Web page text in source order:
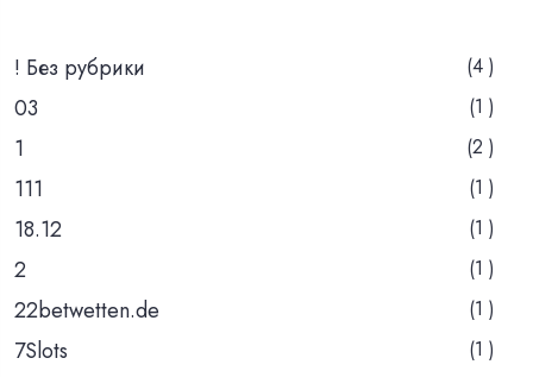
! Без рубрики (4 )
03 (1 )
1 (2 )
111 (1 )
18.12 (1 )
2 (1 )
22betwetten.de (1 )
7Slots (1 )